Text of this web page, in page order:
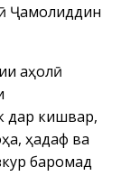
Ҷамолиддин
аҳолӣ
дар кишвар,
ҳадаф ва
баромад